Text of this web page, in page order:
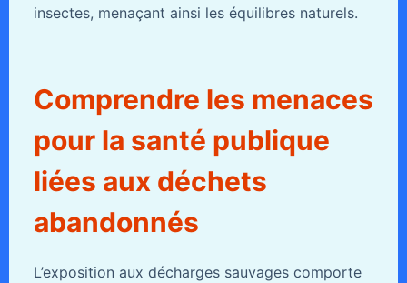
insectes, menaçant ainsi les équilibres naturels.
Comprendre les menaces
pour la santé publique
liées aux déchets
abandonnés
L’exposition aux décharges sauvages comporte